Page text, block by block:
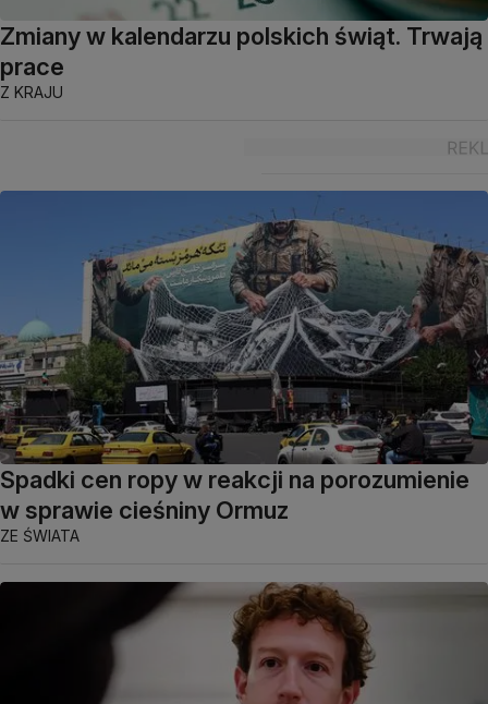
Zmiany w kalendarzu polskich świąt. Trwają
prace
Z KRAJU
Spadki cen ropy w reakcji na porozumienie
w sprawie cieśniny Ormuz
ZE ŚWIATA